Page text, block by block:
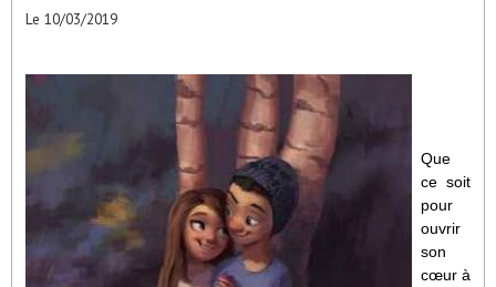
Le 10/03/2019
Que
ce soit
pour
ouvrir
son
cœur à